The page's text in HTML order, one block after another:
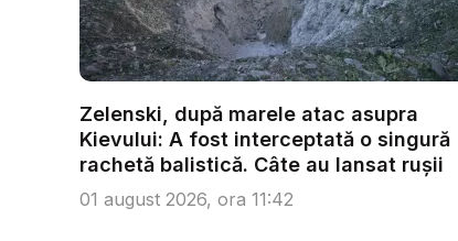
Zelenski, după marele atac asupra
Kievului: A fost interceptată o singură
rachetă balistică. Câte au lansat rușii
01 august 2026, ora 11:42